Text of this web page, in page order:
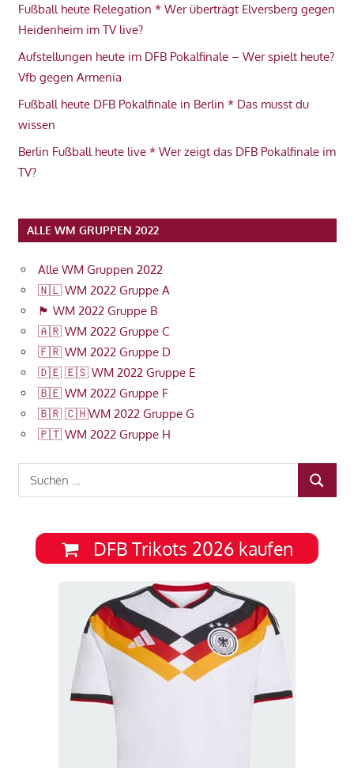
Fußball heute Relegation * Wer überträgt Elversberg gegen
Heidenheim im TV live?
Aufstellungen heute im DFB Pokalfinale – Wer spielt heute?
Vfb gegen Armenia
Fußball heute DFB Pokalfinale in Berlin * Das musst du
wissen
Berlin Fußball heute live * Wer zeigt das DFB Pokalfinale im
TV?
ALLE WM GRUPPEN 2022
Alle WM Gruppen 2022
🇳🇱 WM 2022 Gruppe A
🏴󠁧󠁢󠁥󠁮󠁧󠁿 WM 2022 Gruppe B
🇦🇷 WM 2022 Gruppe C
🇫🇷 WM 2022 Gruppe D
🇩🇪 🇪🇸 WM 2022 Gruppe E
🇧🇪 WM 2022 Gruppe F
🇧🇷 🇨🇭WM 2022 Gruppe G
🇵🇹 WM 2022 Gruppe H
Suchen
nach:
SUCHEN
DFB Trikots 2026 kaufen